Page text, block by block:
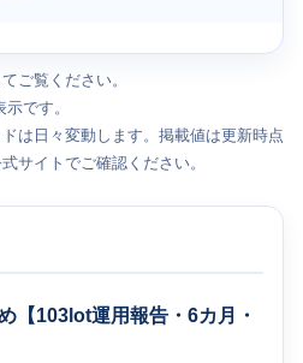
ご覧ください。
です。
は日々変動します。掲載値は更新時点
サイトでご確認ください。
【103lot運用報告・6カ月・